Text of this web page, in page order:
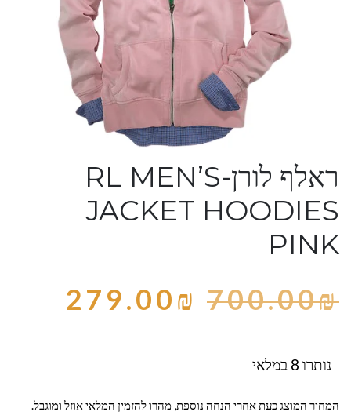
ראלף לורן-RL MEN’S
JACKET HOODIES
PINK
700.00₪
279.00₪
נותרו 8 במלאי
המחיר המוצג כעת אחרי הנחה נוספת, מהרו להזמין המלאי אוזל ומוגבל.